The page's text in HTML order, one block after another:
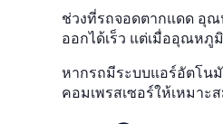
ช่วงที่รถจอดตากแดด อุณ
ออกได้เร็ว แต่เมื่ออุณหภู
หากรถมีระบบแอร์อัตโน
คอมเพรสเซอร์ให้เหมาะส